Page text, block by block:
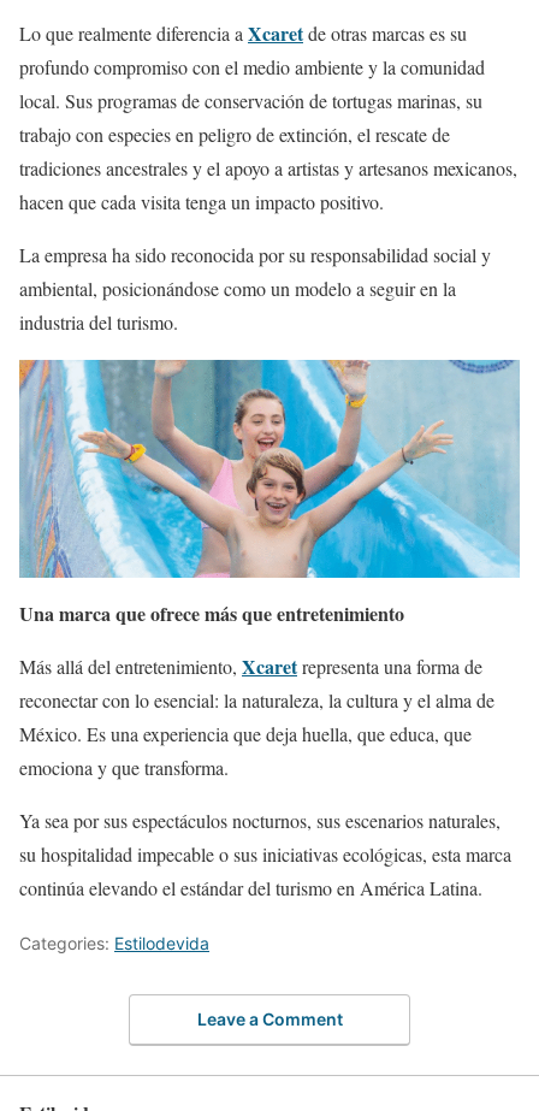
Lo que realmente diferencia aXcaretde otras marcas es su
profundo compromiso con el medio ambiente y la comunidad
local. Sus programas de conservación de tortugas marinas, su
trabajo con especies en peligro de extinción, el rescate de
tradiciones ancestrales y el apoyo a artistas y artesanos mexicanos,
hacen que cada visita tenga un impacto positivo.
La empresa ha sido reconocida por su responsabilidad social y
ambiental, posicionándose como un modelo a seguir en la
industria del turismo.
Una marca que ofrece más que entretenimiento
Más allá del entretenimiento, Xcaretrepresenta una forma de
reconectar con lo esencial: la naturaleza, la cultura y el alma de
México. Es una experiencia que deja huella, que educa, que
emociona y que transforma.
Ya sea por sus espectáculos nocturnos, sus escenarios naturales,
su hospitalidad impecable o sus iniciativas ecológicas, esta marca
continúa elevando el estándar del turismo en América Latina.
Categories: Estilodevida
Leave a Comment